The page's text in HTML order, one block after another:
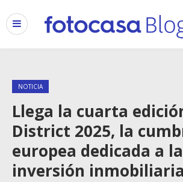
NOTICIA
Llega la cuarta
District 2025, la
europea dedicada a la
inversión inmobiliaria